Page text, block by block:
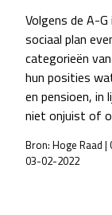
Volgens de A-
sociaal plan
categorieën
hun posities
en pensioen,
niet onjuist of
Bron: Hoge Raad |
03-02-2022